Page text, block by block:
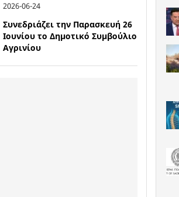
2026-06-24
Συνεδριάζει την Παρασκευή 26
Ιουνίου το Δημοτικό Συμβούλιο
Αγρινίου